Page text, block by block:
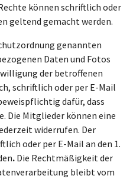
können schriftlich oder
geltend gemacht werden.
genannten
Daten und Fotos
der betroffenen
schriftlich oder per E-Mail
dafür, dass
Die Mitglieder können eine
widerrufen. Der
oder per E-Mail an den 1.
. Die Rechtmäßigkeit der
bleibt vom